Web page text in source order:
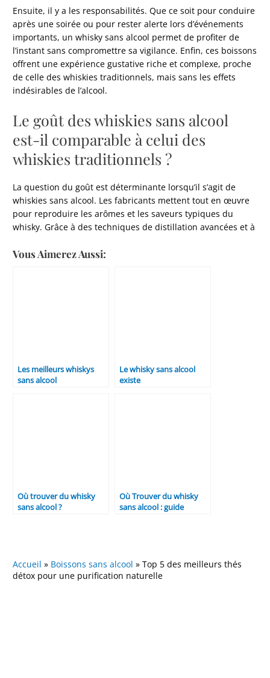
Ensuite, il y a les responsabilités. Que ce soit pour conduire
après une soirée ou pour rester alerte lors d’événements
importants, un whisky sans alcool permet de profiter de
l’instant sans compromettre sa vigilance. Enfin, ces boissons
offrent une expérience gustative riche et complexe, proche
de celle des whiskies traditionnels, mais sans les effets
indésirables de l’alcool.
Le goût des whiskies sans alcool
est-il comparable à celui des
whiskies traditionnels ?
La question du goût est déterminante lorsqu’il s’agit de
whiskies sans alcool. Les fabricants mettent tout en œuvre
pour reproduire les arômes et les saveurs typiques du
whisky. Grâce à des techniques de distillation avancées et à
Vous Aimerez Aussi:
Les meilleurs whiskys
sans alcool
Le whisky sans alcool
existe
Où trouver du whisky
sans alcool ?
Où Trouver du whisky
sans alcool : guide
Accueil » Boissons sans alcool »Top 5 des meilleurs thés
détox pour une purification naturelle